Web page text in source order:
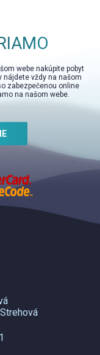
webe nakúpite pobyt
nájdete vždy na našom
zabezpečenou online
na našom webe.